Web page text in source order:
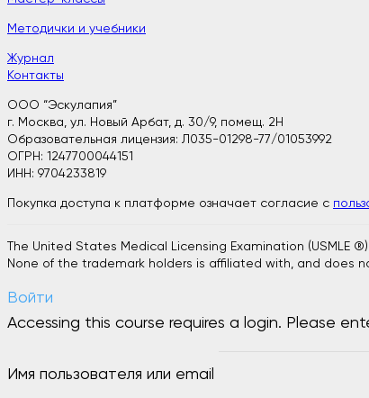
Методички и учебники
Журнал
Контакты
ООО “Эскулапия”
г. Москва, ул. Новый Арбат, д. 30/9, помещ. 2H
Образовательная лицензия: Л035-01298-77/01053992
ОГРН: 1247700044151
ИНН: 9704233819
Покупка доступа к платформе означает согласие с
The United States Medical Licensing Examination (USMLE
None of the trademark holders is affiliated with, and does
Войти
Accessing this course requires a login. Please
Имя пользователя или email